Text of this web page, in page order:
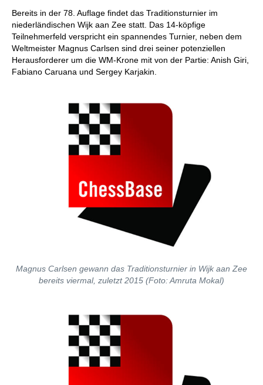
Bereits in der 78. Auflage findet das Traditionsturnier im
niederländischen Wijk aan Zee statt. Das 14-köpfige
Teilnehmerfeld verspricht ein spannendes Turnier, neben dem
Weltmeister Magnus Carlsen sind drei seiner potenziellen
Herausforderer um die WM-Krone mit von der Partie: Anish Giri,
Fabiano Caruana und Sergey Karjakin.
Magnus Carlsen gewann das Traditionsturnier in Wijk aan Zee
bereits viermal, zuletzt 2015 (Foto: Amruta Mokal)